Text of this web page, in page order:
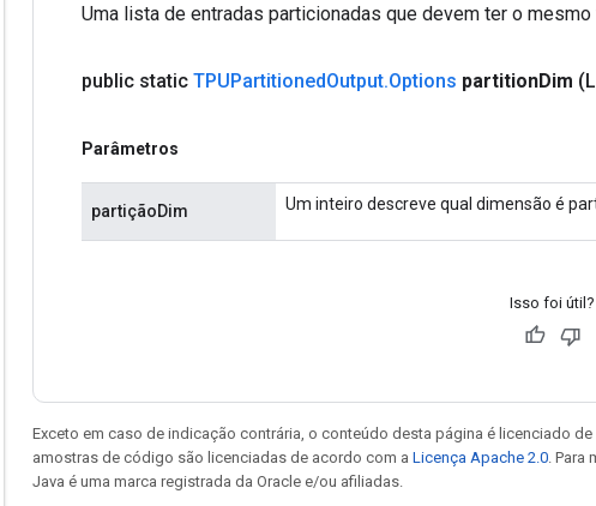
Uma lista de entradas particionadas que devem ter o mesmo
public static TPUPartitionedOutput.Options partitionDim
Parâmetros
partiçãoDim Um inteiro descreve qual dimensão é
Isso foi útil?
Exceto em caso de indicação contrária, o conteúdo desta página é licenciado
amostras de código são licenciadas de acordo com a Licença Apache 2.0 .
Java é uma marca registrada da Oracle e/ou afiliadas.